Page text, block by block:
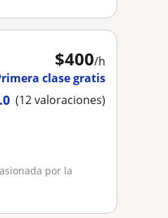
$400/h
clase gratis
(12 valoraciones)
por la